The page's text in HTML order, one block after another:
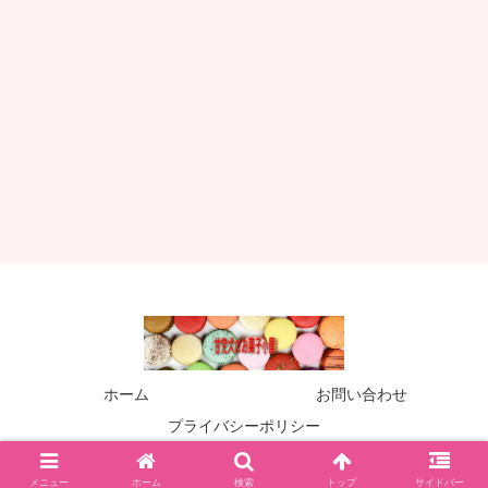
ホーム
お問い合わせ
プライバシーポリシー
© 2019 甘党犬のお菓子小屋！.
メニュー ホーム 検索 トップ サイドバー